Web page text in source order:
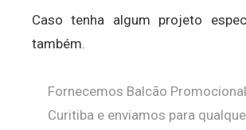
Caso tenha algum projeto
também.
Fornecemos Balcão
Curitiba e enviamos para